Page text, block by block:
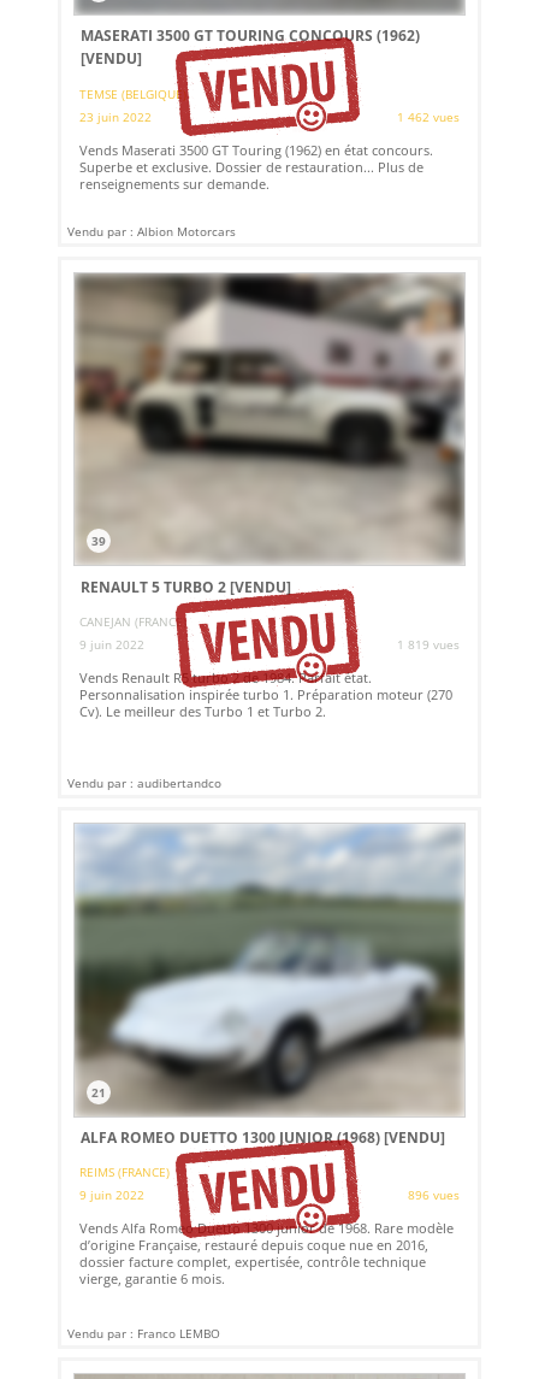
MASERATI 3500 GT TOURING CONCOURS (1962)
[VENDU]
TEMSE (BELGIQUE)
23 juin 2022
1 462 vues
Vends Maserati 3500 GT Touring (1962) en état concours.
Superbe et exclusive. Dossier de restauration... Plus de
renseignements sur demande.
Vendu par : Albion Motorcars
39
RENAULT 5 TURBO 2[VENDU]
CANEJAN (FRANCE)
9 juin 2022
1 819 vues
Vends Renault R5 turbo 2 de 1984. Parfait état.
Personnalisation inspirée turbo 1. Préparation moteur (270
Cv). Le meilleur des Turbo 1 et Turbo 2.
Vendu par : audibertandco
21
ALFA ROMEO DUETTO 1300 JUNIOR (1968)[VENDU]
REIMS (FRANCE)
9 juin 2022
896 vues
Vends Alfa Romeo Duetto 1300 junior de 1968. Rare modèle
d’origine Française, restauré depuis coque nue en 2016,
dossier facture complet, expertisée, contrôle technique
vierge, garantie 6 mois.
Vendu par : Franco LEMBO